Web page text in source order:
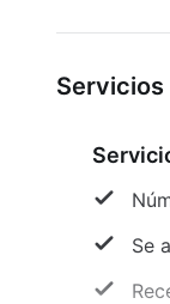
Servicios
Se